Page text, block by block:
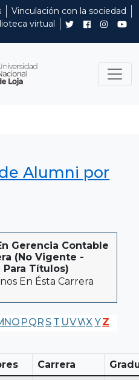
Vinculación con la sociedad
virtual
Alumni por
Gerencia Contable
(No Vigente -
Títulos)
En Ésta Carrera
NO PQR S T UVWX YZ
Carrera